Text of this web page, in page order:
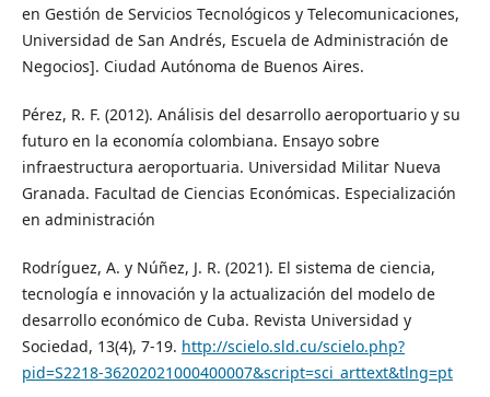
en Gestión de Servicios Tecnológicos y Telecomunicaciones,
Universidad de San Andrés, Escuela de Administración de
Negocios]. Ciudad Autónoma de Buenos Aires.
Pérez, R. F. (2012). Análisis del desarrollo aeroportuario y su
futuro en la economía colombiana. Ensayo sobre
infraestructura aeroportuaria. Universidad Militar Nueva
Granada. Facultad de Ciencias Económicas. Especialización
en administración
Rodríguez, A. y Núñez, J. R. (2021). El sistema de ciencia,
tecnología e innovación y la actualización del modelo de
desarrollo económico de Cuba. Revista Universidad y
Sociedad, 13(4), 7-19. http://scielo.sld.cu/scielo.php?
pid=S2218-36202021000400007&script=sci_arttext&tlng=pt